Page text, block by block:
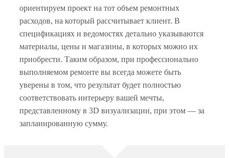
ориентируем проект на тот объем ремонтных
расходов, на который рассчитывает клиент. В
спецификациях и ведомостях детально указываются
материалы, цены и магазины, в которых можно их
приобрести. Таким образом, при профессионально
выполняемом ремонте вы всегда можете быть
уверены в том, что результат будет полностью
соответствовать интерьеру вашей мечты,
представленному в 3D визуализации, при этом — за
запланированную сумму.